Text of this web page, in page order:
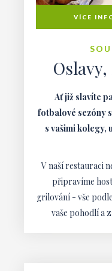
VÍCE
Ať již slavíte
fotbalové sezóny
s vašimi kolegy,
V naší restauraci
připravíme
grilování - vše
vaše pohodlí a